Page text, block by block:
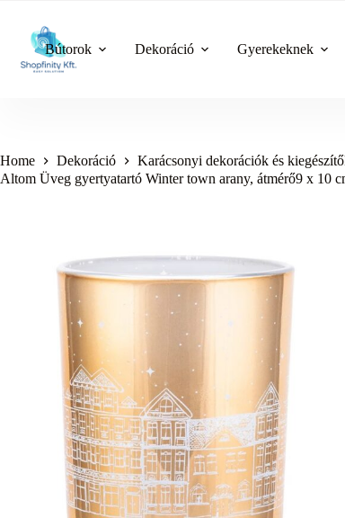
content
Bútorok Dekoráció Gyerekeknek
Home Dekoráció Karácsonyi dekorációk és
Altom Üveg gyertyatartó Winter town arany, átmérő9 x 10